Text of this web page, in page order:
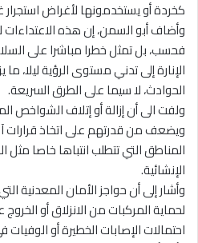
كخردة أو يستخدمونها لأغراض استجرار
وأضاف أبو السمن، إن هذه الاعتداءات
فحسب، بل تمثل خطرا مباشرا على
الإنارة إلى تدني مستوى الرؤية ليلا،
الحوادث، لا سيما على الطرق السريعة.
ولفت الى أن إزالة أو إتلاف الشواخص
ويضعف من قدرتهم على اتخاذ قرارات
المناطق التي تتطلب انتباها خاصا
الإنشائية.
وأشار إلى أن حواجز الأمان المعدنية
لحماية المركبات من الانزلاق أو
احتمالات الإصابات الخطيرة أو